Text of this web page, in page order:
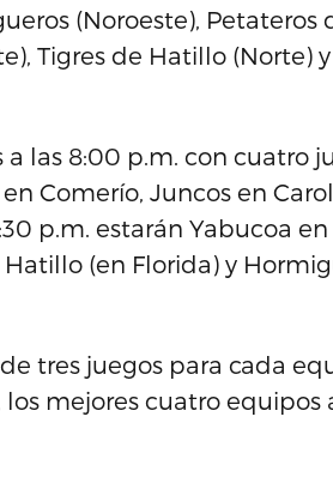
(Noroeste), Petateros
Tigres de Hatillo (Norte)
las 8:00 p.m. con cuatro
Comerío, Juncos en
p.m. estarán Yabucoa
(en Florida) y
tres juegos para cada
mejores cuatro equipos